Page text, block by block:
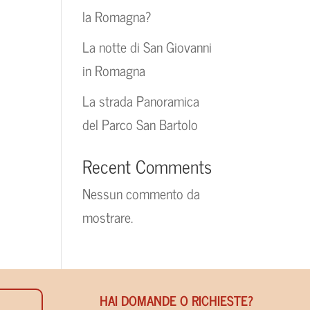
la Romagna?
La notte di San Giovanni
in Romagna
La strada Panoramica
del Parco San Bartolo
Recent Comments
Nessun commento da
mostrare.
HAI DOMANDE O RICHIESTE?